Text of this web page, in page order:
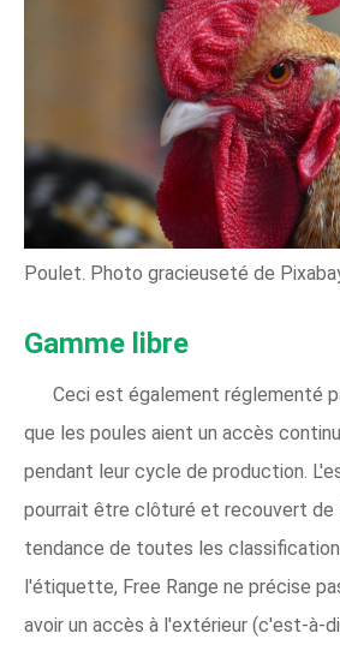
Poulet. Photo gracieuseté de
Gamme libre
Ceci est également réglementé
que les poules aient un accès
pendant leur cycle de production.
pourrait être clôturé et recouvert de
tendance de toutes les
l'étiquette, Free Range ne précise
avoir un accès à l'extérieur (c'est-à-